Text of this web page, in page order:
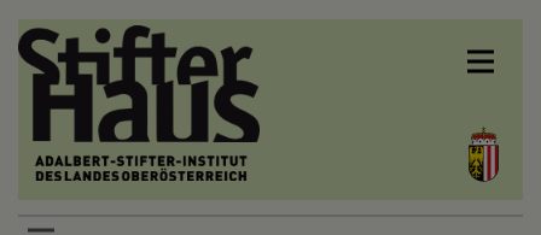
Sprunglinks